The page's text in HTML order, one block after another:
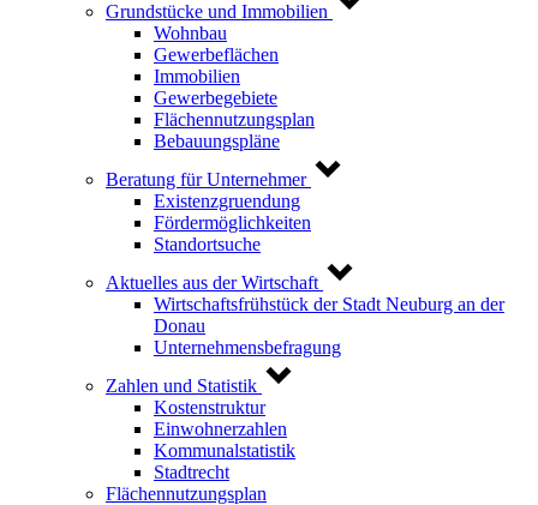
Grundstücke und Immobilien
Wohnbau
Gewerbeflächen
Immobilien
Gewerbegebiete
Flächennutzungsplan
Bebauungspläne
Beratung für Unternehmer
Existenzgruendung
Fördermöglichkeiten
Standortsuche
Aktuelles aus der Wirtschaft
Wirtschaftsfrühstück der Stadt Neuburg an der
Donau
Unternehmensbefragung
Zahlen und Statistik
Kostenstruktur
Einwohnerzahlen
Kommunalstatistik
Stadtrecht
Flächennutzungsplan